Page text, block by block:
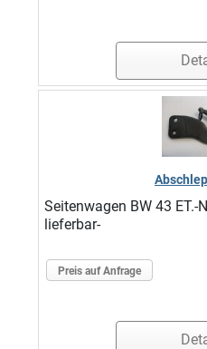
Seitenwagen BW 43 ET.-
lieferbar-
Preis auf Anfrage